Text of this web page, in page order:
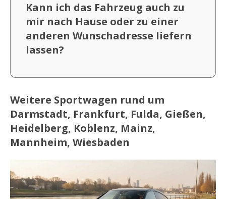
Kann ich das Fahrzeug auch zu
mir nach Hause oder zu einer
anderen Wunschadresse liefern
lassen?
Weitere Sportwagen rund um
Darmstadt, Frankfurt, Fulda, Gießen,
Heidelberg, Koblenz, Mainz,
Mannheim, Wiesbaden